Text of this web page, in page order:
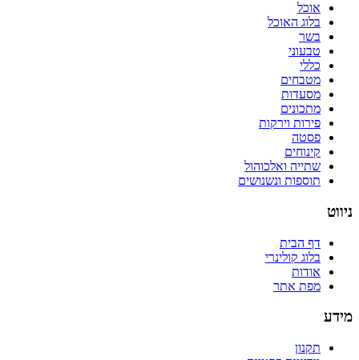
אוכל
בלוג האוכל
בשר
טבעוני
כללי
מטבחים
מסעדות
מתכונים
פירות וירקות
פסטה
קינוחים
שתייה ואלכוהול
תוספות ונשנושים
ניווט
דף הבית
בלוג קולינרי
אודות
מפת אתר
מידע
תקנון